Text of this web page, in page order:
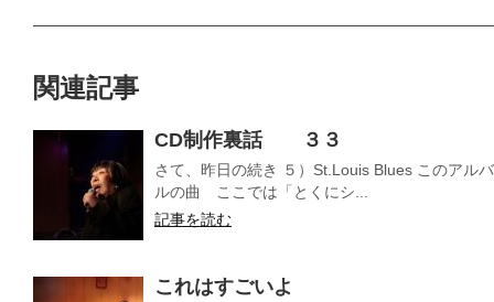
関連記事
CD制作裏話 ３３
さて、昨日の続き ５）St.Louis Blues このアル
ルの曲 ここでは「とくにシ...
記事を読む
これはすごいよ